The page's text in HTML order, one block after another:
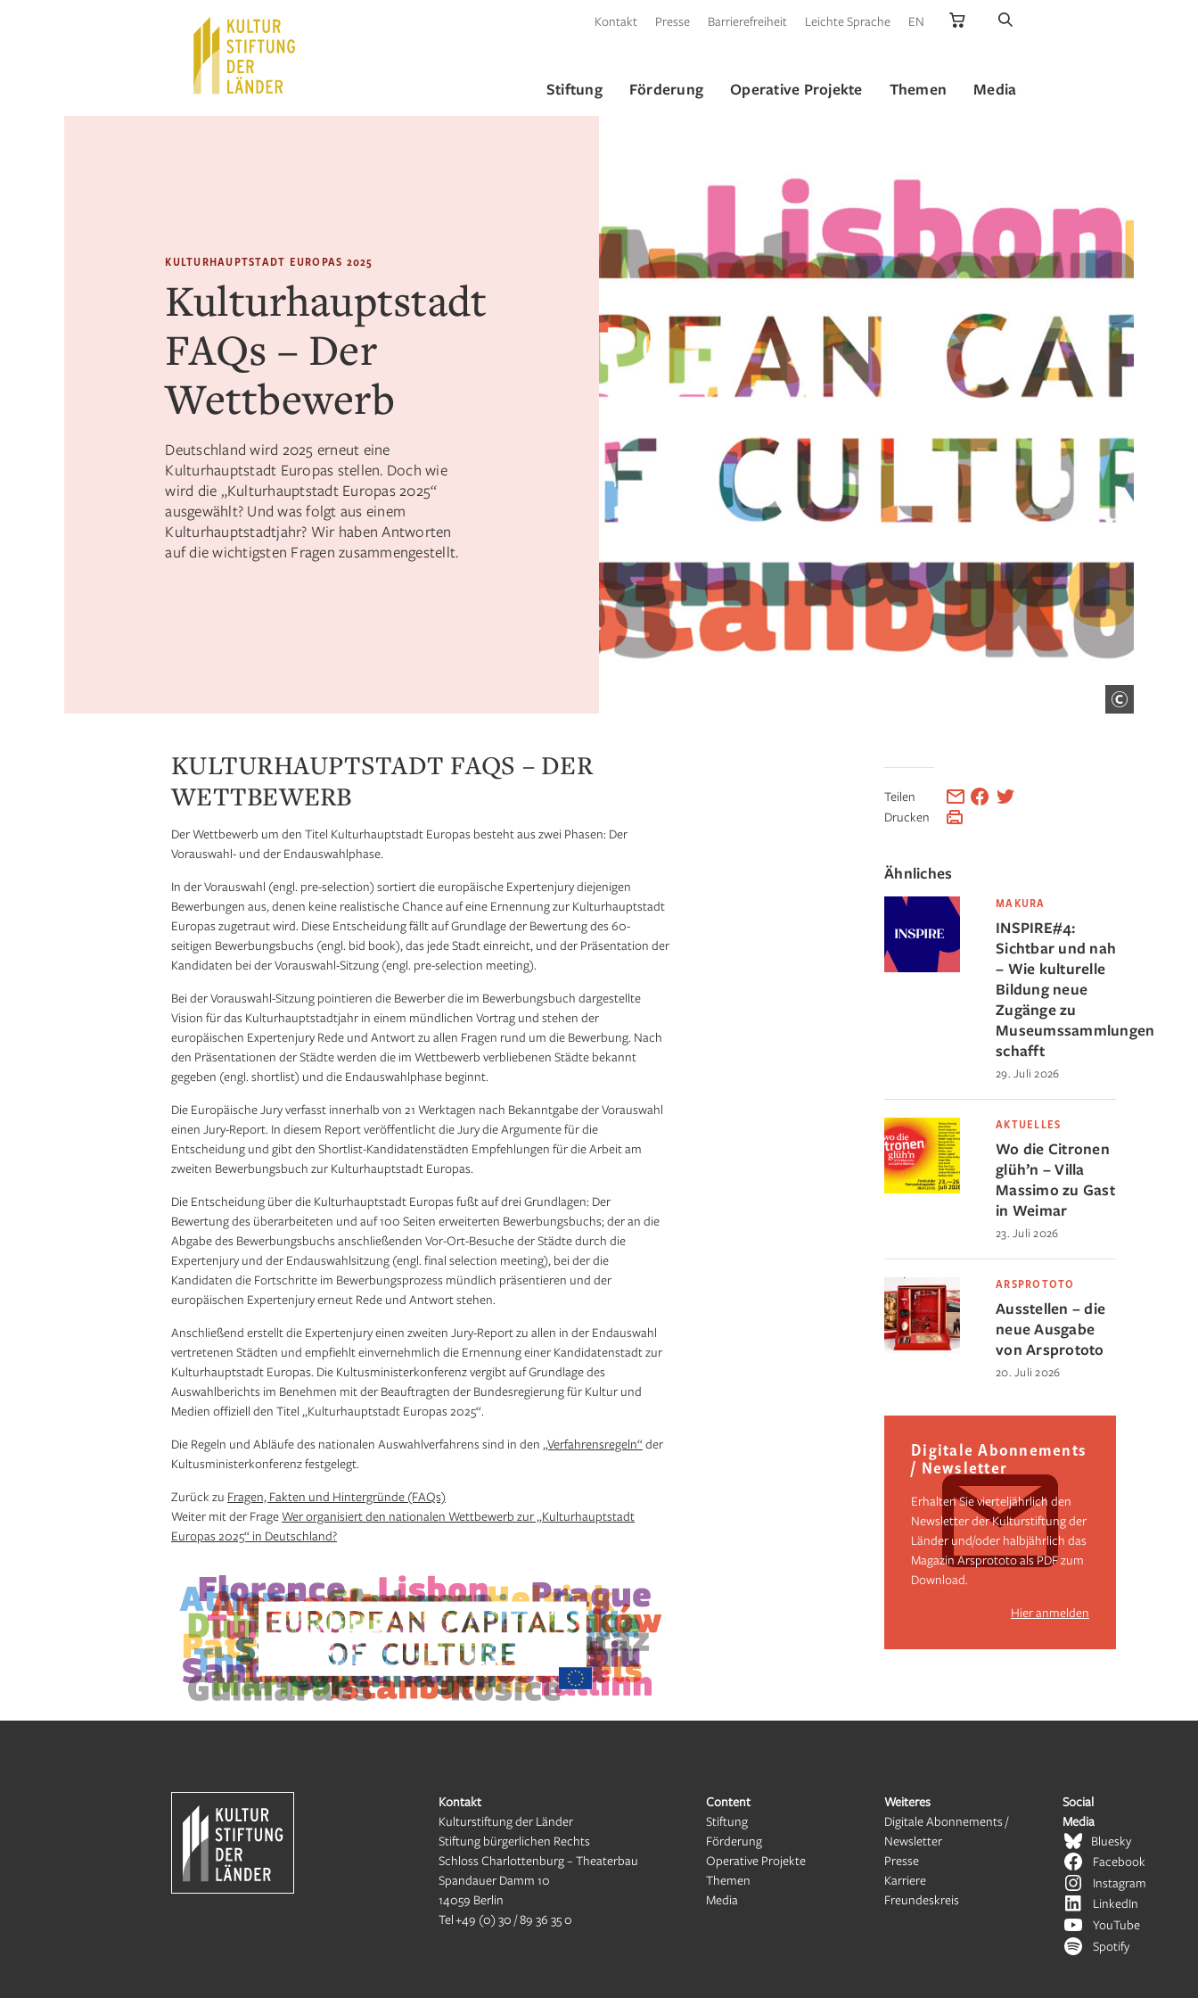
Kontakt Presse Barrierefreiheit Leichte Sprache EN
Stiftung Förderung Operative Projekte Themen Media
KULTURHAUPTSTADT EUROPAS 2025
Kulturhauptstadt
FAQs – Der
Wettbewerb
Deutschland wird 2025 erneut eine
Kulturhauptstadt Europas stellen. Doch wie
wird die „Kulturhauptstadt Europas 2025“
ausgewählt? Und was folgt aus einem
Kulturhauptstadtjahr? Wir haben Antworten
auf die wichtigsten Fragen zusammengestellt.
KULTURHAUPTSTADT FAQS – DER
WETTBEWERB
Der Wettbewerb um den Titel Kulturhauptstadt Europas besteht aus zwei Phasen: Der
Vorauswahl- und der Endauswahlphase.
In der Vorauswahl (engl. pre-selection) sortiert die europäische Expertenjury diejenigen
Bewerbungen aus, denen keine realistische Chance auf eine Ernennung zur Kulturhauptstadt
Europas zugetraut wird. Diese Entscheidung fällt auf Grundlage der Bewertung des 60-
seitigen Bewerbungsbuchs (engl. bid book), das jede Stadt einreicht, und der Präsentation der
Kandidaten bei der Vorauswahl-Sitzung (engl. pre-selection meeting).
Bei der Vorauswahl-Sitzung pointieren die Bewerber die im Bewerbungsbuch dargestellte
Vision für das Kulturhauptstadtjahr in einem mündlichen Vortrag und stehen der
europäischen Expertenjury Rede und Antwort zu allen Fragen rund um die Bewerbung. Nach
den Präsentationen der Städte werden die im Wettbewerb verbliebenen Städte bekannt
gegeben (engl. shortlist) und die Endauswahlphase beginnt.
Die Europäische Jury verfasst innerhalb von 21 Werktagen nach Bekanntgabe der Vorauswahl
einen Jury-Report. In diesem Report veröffentlicht die Jury die Argumente für die
Entscheidung und gibt den Shortlist-Kandidatenstädten Empfehlungen für die Arbeit am
zweiten Bewerbungsbuch zur Kulturhauptstadt Europas.
Die Entscheidung über die Kulturhauptstadt Europas fußt auf drei Grundlagen: Der
Bewertung des überarbeiteten und auf 100 Seiten erweiterten Bewerbungsbuchs; der an die
Abgabe des Bewerbungsbuchs anschließenden Vor-Ort-Besuche der Städte durch die
Expertenjury und der Endauswahlsitzung (engl. final selection meeting), bei der die
Kandidaten die Fortschritte im Bewerbungsprozess mündlich präsentieren und der
europäischen Expertenjury erneut Rede und Antwort stehen.
Anschließend erstellt die Expertenjury einen zweiten Jury-Report zu allen in der Endauswahl
vertretenen Städten und empfiehlt einvernehmlich die Ernennung einer Kandidatenstadt zur
Kulturhauptstadt Europas. Die Kultusministerkonferenz vergibt auf Grundlage des
Auswahlberichts im Benehmen mit der Beauftragten der Bundesregierung für Kultur und
Medien offiziell den Titel „Kulturhauptstadt Europas 2025“.
Die Regeln und Abläufe des nationalen Auswahlverfahrens sind in den „Verfahrensregeln“der
Kultusministerkonferenz festgelegt.
Zurück zu Fragen, Fakten und Hintergründe (FAQs)
Weiter mit der FrageWer organisiert den nationalen Wettbewerb zur „Kulturhauptstadt
Europas 2025“ in Deutschland?
Teilen
Drucken
Ähnliches
MAKURA
INSPIRE#4:
Sichtbar und nah
– Wie kulturelle
Bildung neue
Zugänge zu
Museumssammlungen
schafft
29. Juli 2026
AKTUELLES
Wo die Citronen
glüh’n – Villa
Massimo zu Gast
in Weimar
23. Juli 2026
ARSPROTOTO
Ausstellen – die
neue Ausgabe
von Arsprototo
20. Juli 2026
Digitale Abonnements
/ Newsletter
Erhalten Sie vierteljährlich den
Newsletter der Kulturstiftung der
Länder und/oder halbjährlich das
Magazin Arsprototo als PDF zum
Download.
Hier anmelden
Kontakt
Kulturstiftung der Länder
Stiftung bürgerlichen Rechts
Schloss Charlottenburg – Theaterbau
Spandauer Damm 10
14059 Berlin
Tel+49 (0) 30 / 89 36 35 0
Content
Stiftung
Förderung
Operative Projekte
Themen
Media
Weiteres
Digitale Abonnements /
Newsletter
Presse
Karriere
Freundeskreis
Social
Media
Bluesky
Facebook
Instagram
LinkedIn
YouTube
Spotify